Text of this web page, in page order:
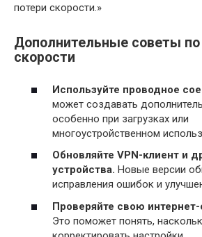
потери скорости.»
Дополнительные советы
скорости
Используйте проводное
может создавать
особенно при загрузках или
многоустройственном
Обновляйте VPN-клиент и
устройства. Новые версии
исправления ошибок и
Проверяйте свою интернет-
Это поможет понять,